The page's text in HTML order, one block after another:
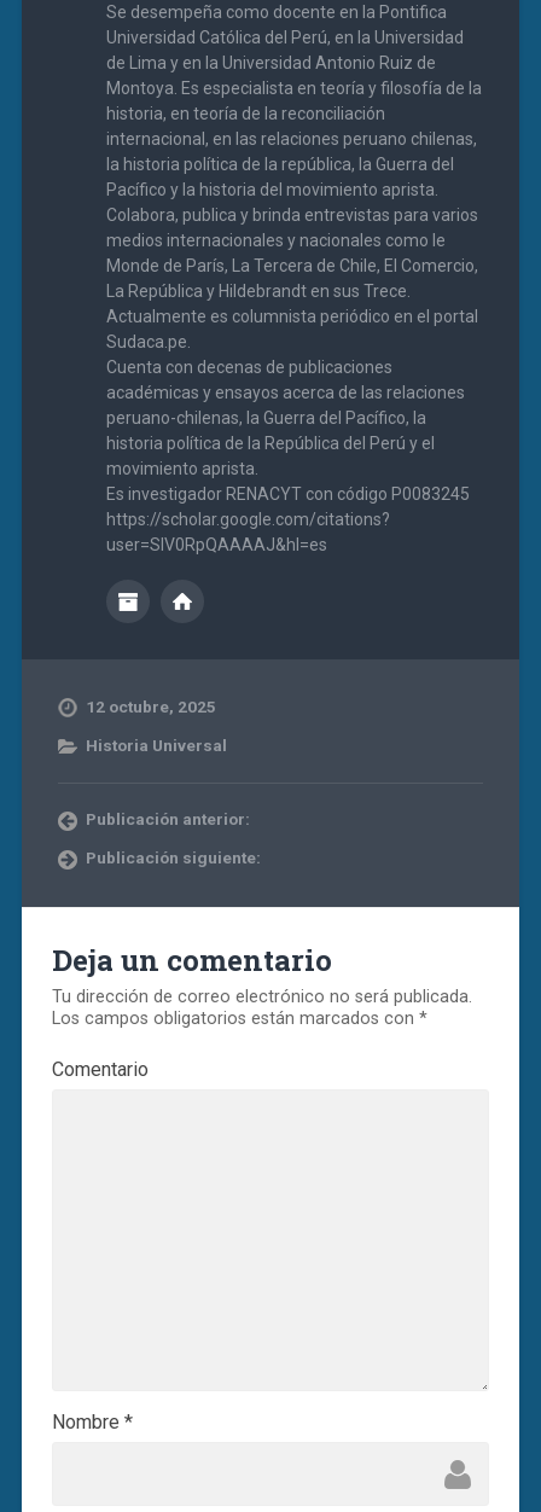
Se desempeña como docente en la Pontifica
Universidad Católica del Perú, en la Universidad
de Lima y en la Universidad Antonio Ruiz de
Montoya. Es especialista en teoría y filosofía de la
historia, en teoría de la reconciliación
internacional, en las relaciones peruano chilenas,
la historia política de la república, la Guerra del
Pacífico y la historia del movimiento aprista.
Colabora, publica y brinda entrevistas para varios
medios internacionales y nacionales como le
Monde de París, La Tercera de Chile, El Comercio,
La República y Hildebrandt en sus Trece.
Actualmente es columnista periódico en el portal
Sudaca.pe.
Cuenta con decenas de publicaciones
académicas y ensayos acerca de las relaciones
peruano-chilenas, la Guerra del Pacífico, la
historia política de la República del Perú y el
movimiento aprista.
Es investigador RENACYT con código P0083245
https://scholar.google.com/citations?
user=SIV0RpQAAAAJ&hl=es
12 octubre, 2025
Historia Universal
Publicación anterior:
Publicación siguiente:
Deja un comentario
Tu dirección de correo electrónico no será publicada.
Los campos obligatorios están marcados con *
Comentario
Nombre *